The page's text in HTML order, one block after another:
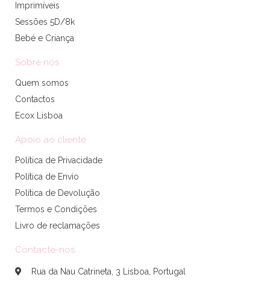
Imprimíveis
Sessões 5D/8k
Bebé e Criança
Sobre nós
Quem somos
Contactos
Ecox Lisboa
Apoio ao cliente
Política de Privacidade
Política de Envio
Política de Devolução
Termos e Condições
Livro de reclamações
Contacte-nos
Rua da Nau Catrineta, 3 Lisboa, Portugal